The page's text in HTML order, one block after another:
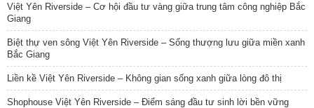
Việt Yên Riverside – Cơ hội đầu tư vàng giữa trung tâm công nghiệp Bắc
Giang
Biệt thự ven sông Việt Yên Riverside – Sống thượng lưu giữa miền xanh
Bắc Giang
Liền kề Việt Yên Riverside – Không gian sống xanh giữa lòng đô thị
Shophouse Việt Yên Riverside – Điểm sáng đầu tư sinh lời bền vững